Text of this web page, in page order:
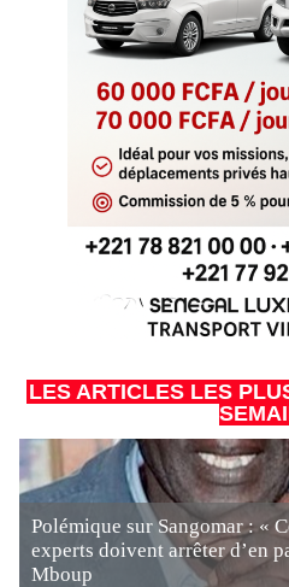
LES ARTICLES LES
Polémique sur Sangomar : «
experts doivent arrêter d’en
Mboup